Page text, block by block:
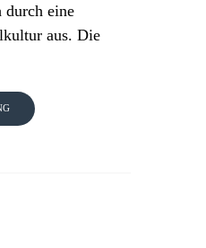
durch eine
aus. Die